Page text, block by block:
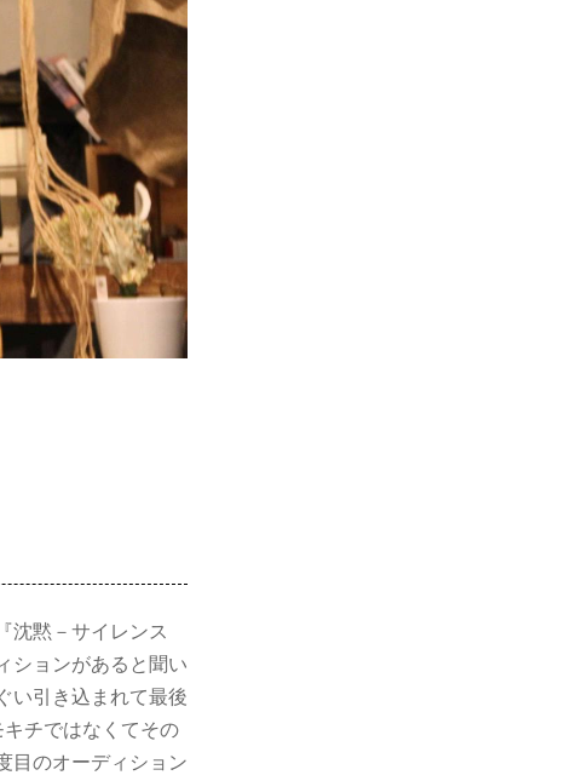
沈黙－サイレンス
ションがあると聞い
い引き込まれて最後
チではなくてその
目のオーディション